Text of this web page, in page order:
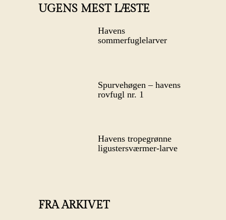
UGENS MEST LÆSTE
Havens
sommerfuglelarver
Spurvehøgen – havens
rovfugl nr. 1
Havens tropegrønne
ligustersværmer-larve
FRA ARKIVET